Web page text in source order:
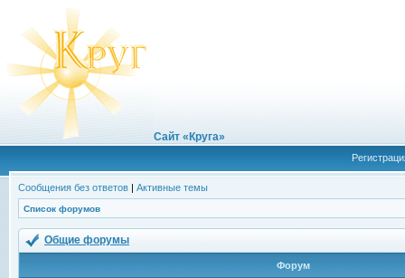
Сайт «Круга»
Сообщения без ответов | Активные темы
Список форумов
Общие форумы
Форум